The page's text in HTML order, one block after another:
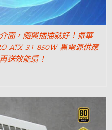
面，隨興插插就好！振華
ATX 3.1 850W 黑電源供應
送效能扇！